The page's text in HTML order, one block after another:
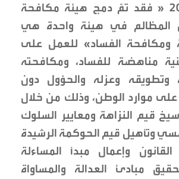
13 لسنة 2016 « فقد تمّ دمج هيئة مكافحة
المظالم في هيئة واحدة هي
ومكافحة الفساد» للعمل على
مناهضة للفساد، ومكافحته
وتطويقه وعزله والحؤول دون
على موارد الوطن، وذلك من خلال
قيم النزاهة ومعايير السلوك
وتأهيل قيم الحوكمة الرشيدة
وإعمال مبدأ المساءلة
مبادئ العدالة والمساواة